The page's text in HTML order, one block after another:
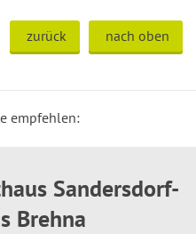
zurück nach oben
empfehlen:
Sandersdorf-
Brehna